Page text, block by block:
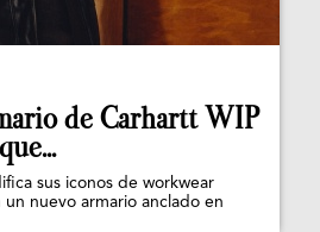
de Carhartt WIP
sus iconos de workwear
nuevo armario anclado en